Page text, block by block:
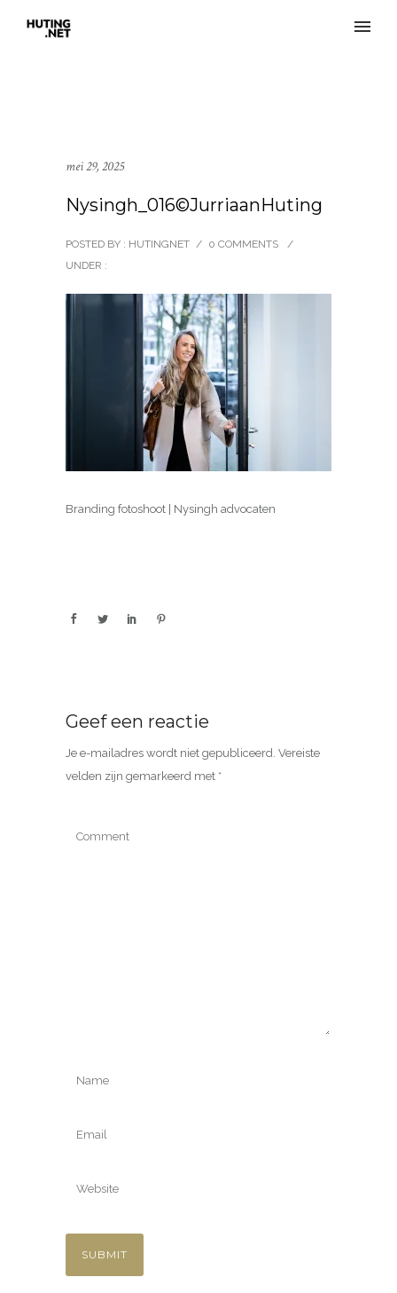
mei 29, 2025
Nysingh_016©JurriaanHuting
POSTED BY : HUTINGNET / 0 COMMENTS
/
UNDER :
Branding fotoshoot | Nysingh advocaten
Geef een reactie
Je e-mailadres wordt niet gepubliceerd. Vereiste
velden zijn gemarkeerd met *